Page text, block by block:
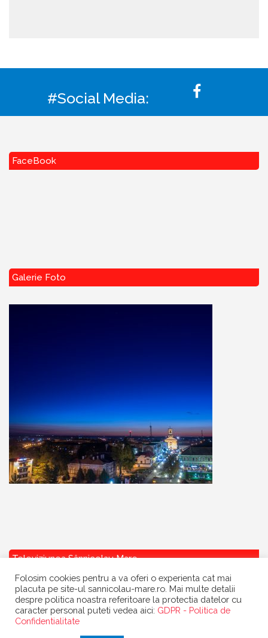
#Social Media:
FaceBook
Galerie Foto
Televiziunea Sânnicolau Mare
Folosim cookies pentru a va oferi o experienta cat mai
placuta pe site-ul sannicolau-mare.ro. Mai multe detalii
despre politica noastra referitoare la protectia datelor cu
caracter personal puteti vedea aici: GDPR - Politica de
Confidentialitate